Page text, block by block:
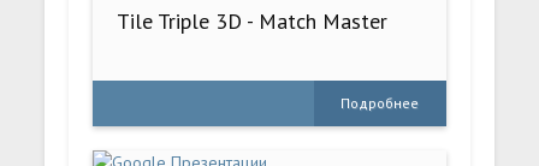
Tile Triple 3D - Match Master
Подробнее